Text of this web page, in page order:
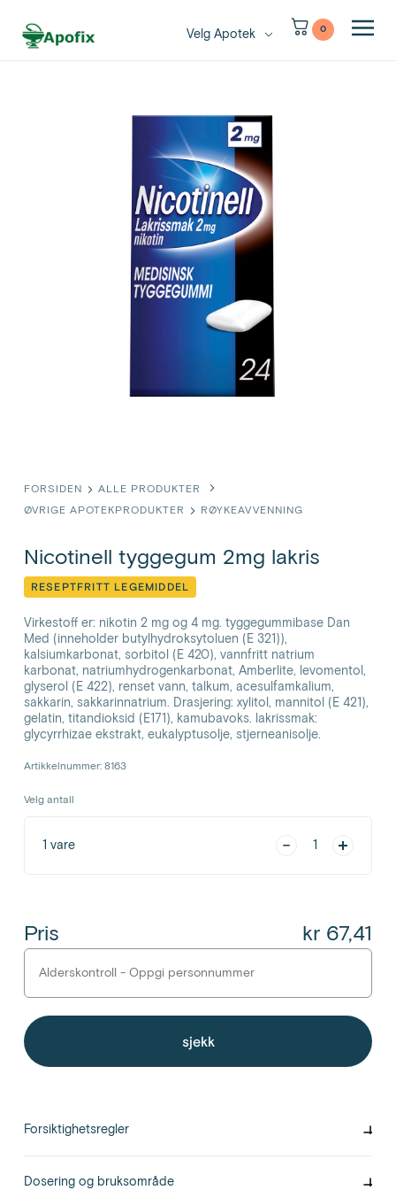
Velg Apotek 0
FORSIDEN
ALLE PRODUKTER
ØVRIGE APOTEKPRODUKTER
RØYKEAVVENNING
Nicotinell tyggegum 2mg lakris
RESEPTFRITT LEGEMIDDEL
Virkestoff er: nikotin 2 mg og 4 mg. tyggegummibase Dan
Med (inneholder butylhydroksytoluen (E 321)),
kalsiumkarbonat, sorbitol (E 420), vannfritt natrium
karbonat, natriumhydrogenkarbonat, Amberlite, levomentol,
glyserol (E 422), renset vann, talkum, acesulfamkalium,
sakkarin, sakkarinnatrium. Drasjering: xylitol, mannitol (E 421),
gelatin, titandioksid (E171), kamubavoks. lakrissmak:
glycyrrhizae ekstrakt, eukalyptusolje, stjerneanisolje.
Artikkelnummer: 8163
Velg antall
vare
Pris kr 67,41
sjekk
Forsiktighetsregler
av de andre innholdsstoffene i dette legemidlet (listet opp i avsnitt
Dosering og bruksområde